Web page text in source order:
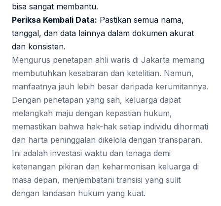
bisa sangat membantu.
Periksa Kembali Data: Pastikan semua nama,
tanggal, dan data lainnya dalam dokumen akurat
dan konsisten.
Mengurus penetapan ahli waris di Jakarta memang
membutuhkan kesabaran dan ketelitian. Namun,
manfaatnya jauh lebih besar daripada kerumitannya.
Dengan penetapan yang sah, keluarga dapat
melangkah maju dengan kepastian hukum,
memastikan bahwa hak-hak setiap individu dihormati
dan harta peninggalan dikelola dengan transparan.
Ini adalah investasi waktu dan tenaga demi
ketenangan pikiran dan keharmonisan keluarga di
masa depan, menjembatani transisi yang sulit
dengan landasan hukum yang kuat.